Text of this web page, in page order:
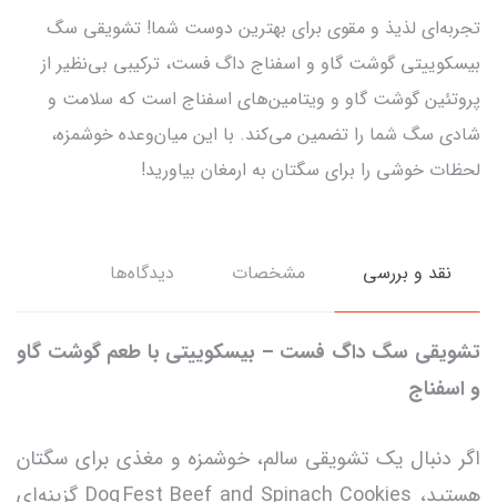
تجربه‌ای لذیذ و مقوی برای بهترین دوست شما! تشویقی سگ
بیسکوییتی گوشت گاو و اسفناج داگ فست، ترکیبی بی‌نظیر از
پروتئین گوشت گاو و ویتامین‌های اسفناج است که سلامت و
شادی سگ شما را تضمین می‌کند. با این میان‌وعده خوشمزه،
لحظات خوشی را برای سگتان به ارمغان بیاورید!
نقد و بررسی مشخصات دیدگاه‌ها
تشویقی سگ داگ فست – بیسکوییتی با طعم گوشت گاو
و اسفناج
اگر دنبال یک تشویقی سالم، خوشمزه و مغذی برای سگتان
هستید، Dog Fest Beef and Spinach Cookies گزینه‌ای